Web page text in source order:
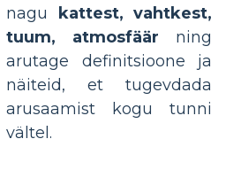
nagu
kattest, vahtkest,
tuum, atmosfäär ning
arutage definitsioone ja
näiteid, et tugevdada
arusaamist kogu tunni
vältel.